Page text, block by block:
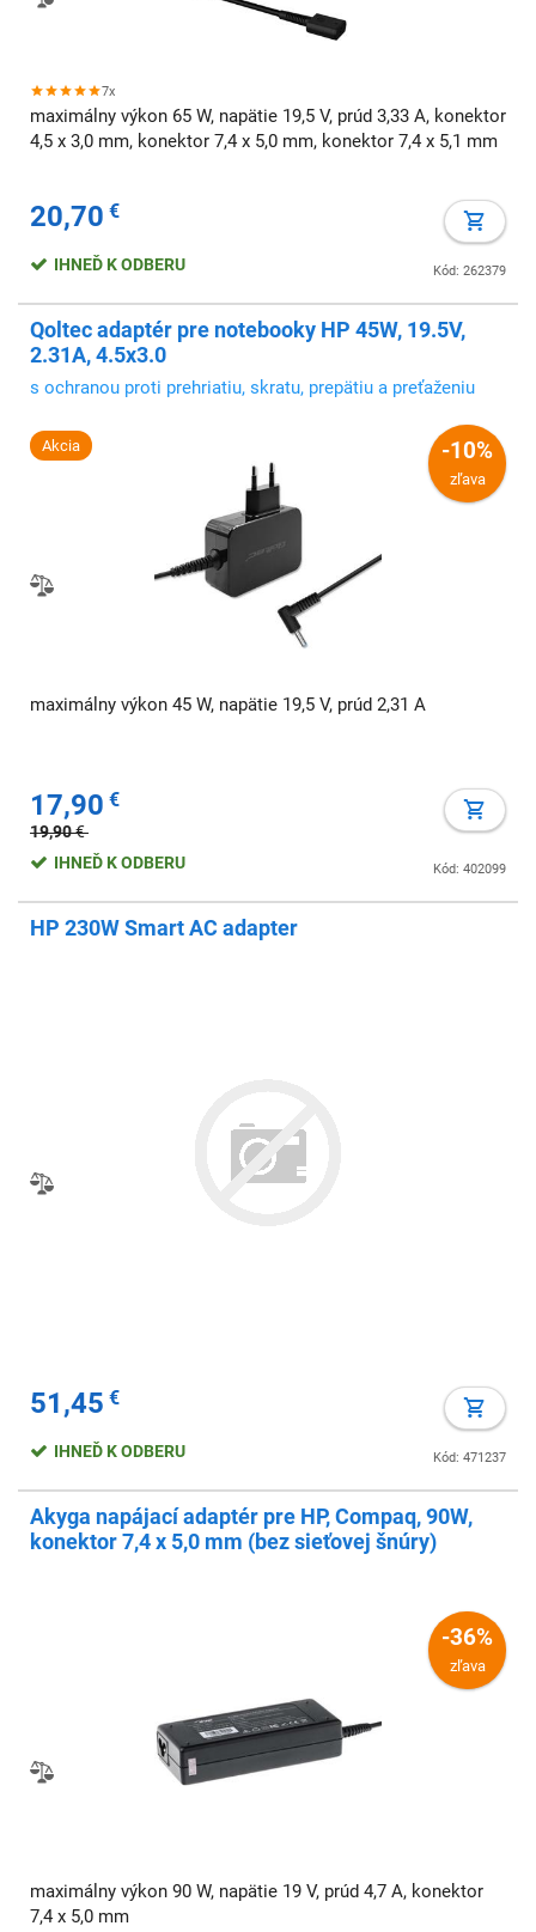
7x
maximálny výkon 65 W, napätie 19,5 V, prúd 3,33 A, konektor
4,5 x 3,0 mm, konektor 7,4 x 5,0 mm, konektor 7,4 x 5,1 mm
20,70 €
Kód: 262379
IHNEĎ K ODBERU
Qoltec adaptér pre notebooky HP 45W, 19.5V,
2.31A, 4.5x3.0
s ochranou proti prehriatiu, skratu, prepätiu a preťaženiu
Akcia -10%
zľava
maximálny výkon 45 W, napätie 19,5 V, prúd 2,31 A
17,90 €
19,90€
Kód: 402099
IHNEĎ K ODBERU
HP 230W Smart AC adapter
51,45 €
Kód: 471237
IHNEĎ K ODBERU
Akyga napájací adaptér pre HP, Compaq, 90W,
konektor 7,4 x 5,0 mm (bez sieťovej šnúry)
-36%
zľava
maximálny výkon 90 W, napätie 19 V, prúd 4,7 A, konektor
7,4 x 5,0 mm